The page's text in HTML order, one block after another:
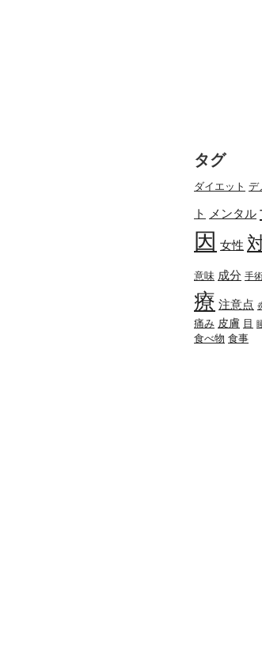
タグ
ダイエット デ
ト メンタル
因 女性
意味 成分 手
療 注意点
痛み 皮膚 目
食べ物 食事